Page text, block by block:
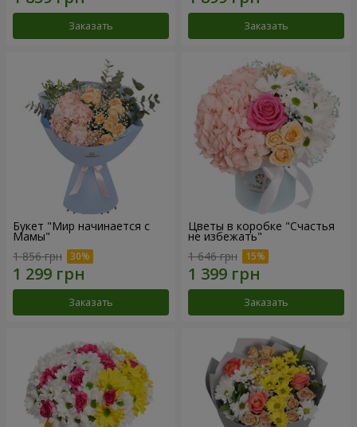
Заказать Заказать
Букет "Мир начинается с
Мамы"
1 856 грн
Заказать
Цветы в коробке "Счастья
не избежать"
1 646 грн
Заказать